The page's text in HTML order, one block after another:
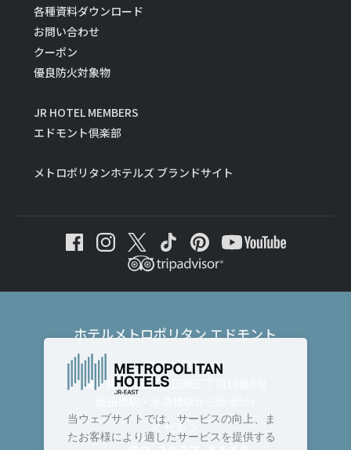
各種資料ダウンロード
お問い合わせ
クーポン
優良防火対象物
JR HOTEL MEMBERS
エドモント倶楽部
メトロポリタンホテルズ ブランドサイト
ホテルメトロポリタン エドモント
〒102-8130
東京都千代田区飯田橋三丁目10番8号
＜ 代表 ＞
当ウェブサイトでは、サービスの向上、ま
たお客様により適したサービスを提供する